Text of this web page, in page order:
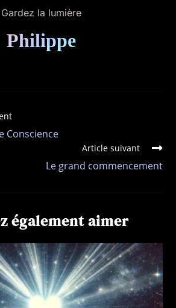
Gardez la lumière
Philippe
Conscience
Article suivant
Le grand commencement
également aimer